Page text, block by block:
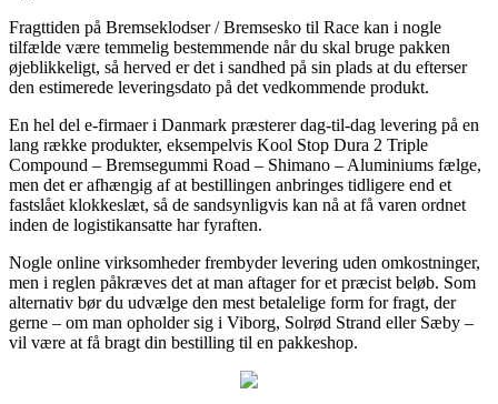
Fragttiden på Bremseklodser / Bremsesko til Race kan i nogle
tilfælde være temmelig bestemmende når du skal bruge pakken
øjeblikkeligt, så herved er det i sandhed på sin plads at du efterser
den estimerede leveringsdato på det vedkommende produkt.
En hel del e-firmaer i Danmark præsterer dag-til-dag levering på en
lang række produkter, eksempelvis Kool Stop Dura 2 Triple
Compound – Bremsegummi Road – Shimano – Aluminiums fælge,
men det er afhængig af at bestillingen anbringes tidligere end et
fastslået klokkeslæt, så de sandsynligvis kan nå at få varen ordnet
inden de logistikansatte har fyraften.
Nogle online virksomheder frembyder levering uden omkostninger,
men i reglen påkræves det at man aftager for et præcist beløb. Som
alternativ bør du udvælge den mest betalelige form for fragt, der
gerne – om man opholder sig i Viborg, Solrød Strand eller Sæby –
vil være at få bragt din bestilling til en pakkeshop.